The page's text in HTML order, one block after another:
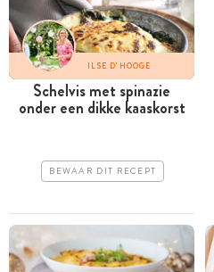
ILSE D'HOOGE
Schelvis met spinazie
onder een dikke kaaskorst
BEWAAR DIT RECEPT